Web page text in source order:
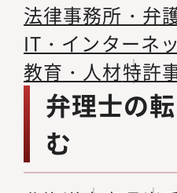
法律事務所・弁
IT・インターネ
教育・人材特許
弁理士の
む